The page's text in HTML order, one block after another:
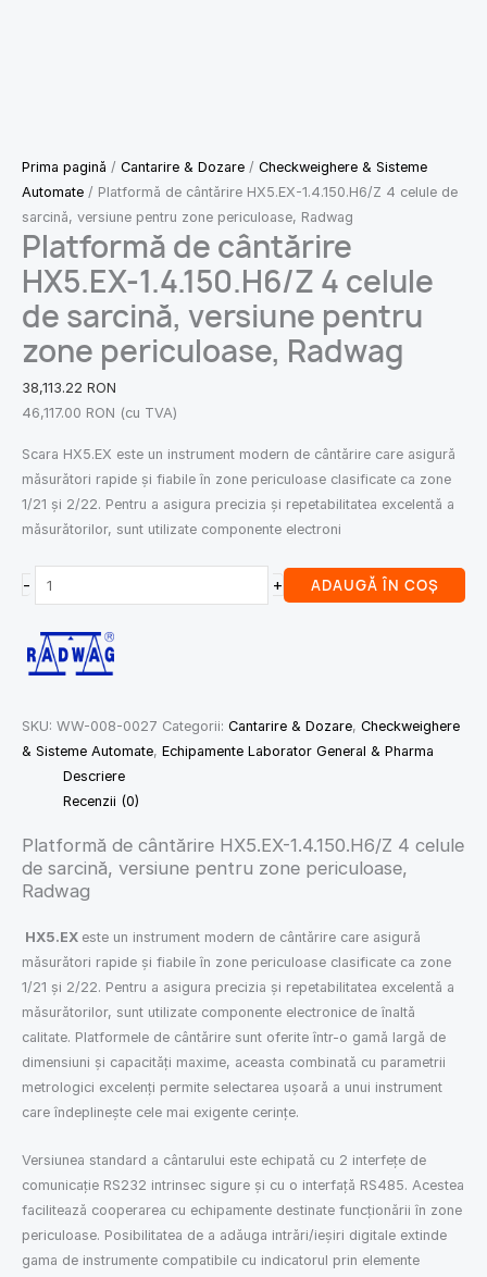
Prima pagină / Cantarire & Dozare / Checkweighere & Sisteme
Automate / Platformă de cântărire HX5.EX-1.4.150.H6/Z 4 celule de
sarcină, versiune pentru zone periculoase, Radwag
Platformă de cântărire
HX5.EX-1.4.150.H6/Z 4 celule
de sarcină, versiune pentru
zone periculoase, Radwag
38,113.22 RON
46,117.00 RON (cu TVA)
Scara HX5.EX este un instrument modern de cântărire care asigură
măsurători rapide și fiabile în zone periculoase clasificate ca zone
1/21 și 2/22. Pentru a asigura precizia și repetabilitatea excelentă a
măsurătorilor, sunt utilizate componente electroni
- + ADAUGĂ ÎN COȘ
SKU: WW-008-0027 Categorii: Cantarire & Dozare, Checkweighere
& Sisteme Automate, Echipamente Laborator General & Pharma
Descriere
Recenzii (0)
Platformă de cântărire HX5.EX-1.4.150.H6/Z 4 celule
de sarcină, versiune pentru zone periculoase,
Radwag
HX5.EX este un instrument modern de cântărire care asigură
măsurători rapide și fiabile în zone periculoase clasificate ca zone
1/21 și 2/22. Pentru a asigura precizia și repetabilitatea excelentă a
măsurătorilor, sunt utilizate componente electronice de înaltă
calitate. Platformele de cântărire sunt oferite într-o gamă largă de
dimensiuni și capacități maxime, aceasta combinată cu parametrii
metrologici excelenți permite selectarea ușoară a unui instrument
care îndeplinește cele mai exigente cerințe.
Versiunea standard a cântarului este echipată cu 2 interfețe de
comunicație RS232 intrinsec sigure și cu o interfață RS485. Acestea
facilitează cooperarea cu echipamente destinate funcționării în zone
periculoase. Posibilitatea de a adăuga intrări/ieșiri digitale extinde
gama de instrumente compatibile cu indicatorul prin elemente